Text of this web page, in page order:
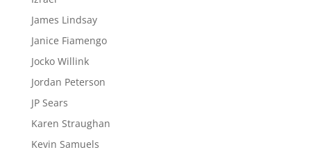
James Lindsay
Janice Fiamengo
Jocko Willink
Jordan Peterson
JP Sears
Karen Straughan
Kevin Samuels